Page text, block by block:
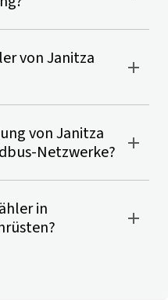
von Janitza
von Janitza
Netzwerke?
in